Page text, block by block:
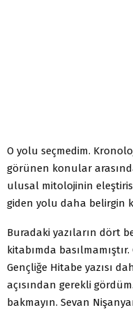
O yolu seçmedim.
görünen konular
ulusal mitolojinin
giden yolu daha belirgin
Buradaki yazıların dört
kitabımda
Gençliğe Hitabe yazısı
açısından gerekli
bakmayın. Sevan